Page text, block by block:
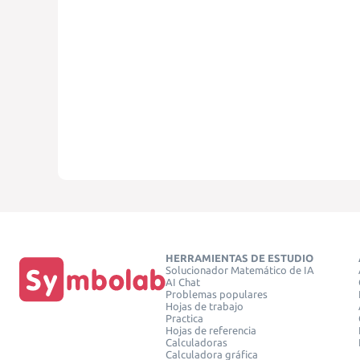
HERRAMIENTAS DE ESTUDIO
Solucionador Matemático de IA
AI Chat
Problemas populares
Hojas de trabajo
Practica
Hojas de referencia
Calculadoras
Calculadora gráfica